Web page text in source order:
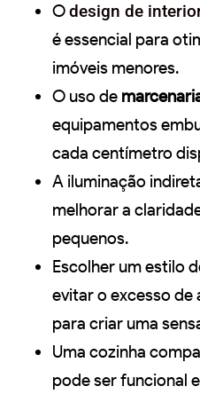
Odesign de
é essencial para
imóveis menores.
O uso de
equipamentos
cada centímetro
A iluminação
melhorar a
pequenos.
Escolher um estilo
evitar o excesso
para criar uma
Uma cozinha
pode ser funcional